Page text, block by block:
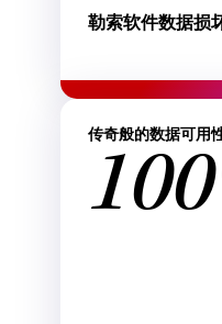
勒索软件数据损
传奇般的数据可用